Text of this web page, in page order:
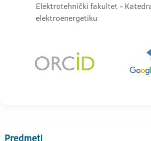
Elektrotehnički fakultet -
elektroenergetiku
Predmeti